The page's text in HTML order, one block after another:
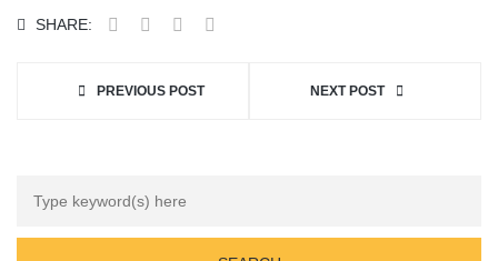
SHARE:
PREVIOUS POST NEXT POST